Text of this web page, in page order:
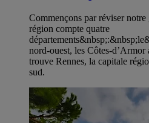
Commençons par réviser
région compte quatre
nord-ouest, les Côtes-
trouve Rennes, la capitale
sud.